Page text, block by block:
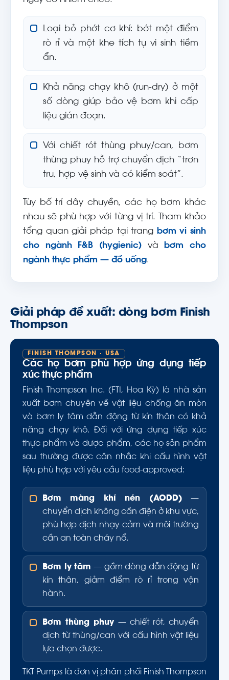
Loại bỏ phớt cơ khí: bớt một điểm
rò rỉ và một khe tích tụ vi sinh tiềm
ẩn.
Khả năng chạy khô (run-dry) ở một
số dòng giúp bảo vệ bơm khi cấp
liệu gián đoạn.
Với chiết rót thùng phuy/can, bơm
thùng phuy hỗ trợ chuyển dịch “trơn
tru, hợp vệ sinh và có kiểm soát”.
Tùy bố trí dây chuyền, các họ bơm khác
nhau sẽ phù hợp với từng vị trí. Tham khảo
tổng quan giải pháp tại trang bơm vi sinh
cho ngành F&B (hygienic) và
bơm cho
ngành thực phẩm — đồ uống.
Giải pháp đề xuất: dòng bơm Finish
Thompson
FINISH THOMPSON · USA
Các họ bơm phù hợp ứng dụng tiếp
xúc thực phẩm
Finish Thompson Inc. (FTI, Hoa Kỳ) là nhà sản
xuất bơm chuyên về vật liệu chống ăn mòn
và bơm ly tâm dẫn động từ kín thân có khả
năng chạy khô. Đối với ứng dụng tiếp xúc
thực phẩm và dược phẩm, các họ sản phẩm
sau thường được cân nhắc khi cấu hình vật
liệu phù hợp với yêu cầu food-approved:
Bơm màng khí nén (AODD) —
chuyển dịch không cần điện ở khu vực,
phù hợp dịch nhạy cảm và môi trường
cần an toàn cháy nổ.
Bơm ly tâm — gồm dòng dẫn động từ
kín thân, giảm điểm rò rỉ trong vận
hành.
Bơm thùng phuy — chiết rót, chuyển
dịch từ thùng/can với cấu hình vật liệu
lựa chọn được.
TKT Pumps là đơn vị phân phối Finish Thompson